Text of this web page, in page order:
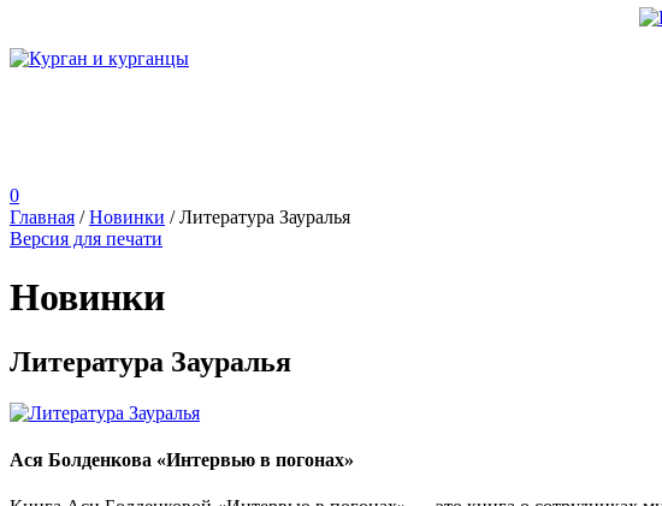
0
Главная /Новинки /Литература Зауралья
Версия для печати
Новинки
Литература Зауралья
Ася Болденкова «Интервью в погонах»